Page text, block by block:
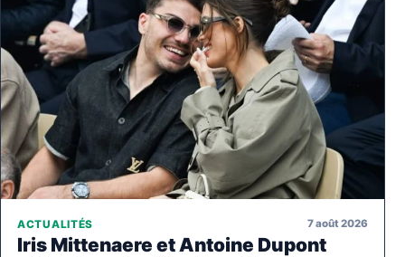
ACTUALITÉS 7 août 2026
Iris Mittenaere et Antoine Dupont